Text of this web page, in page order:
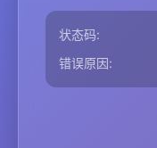
状态码:
错误原因: